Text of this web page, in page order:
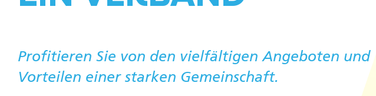
Profitieren Sie von den vielfältigen Angeboten und
Vorteilen einer starken Gemeinschaft.